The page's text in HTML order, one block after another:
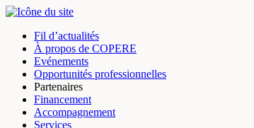
Toggle
Panel
Fil d’actualités
À propos de COPERE
Evénements
Opportunités professionnelles
Partenaires
Financement
Accompagnement
Services